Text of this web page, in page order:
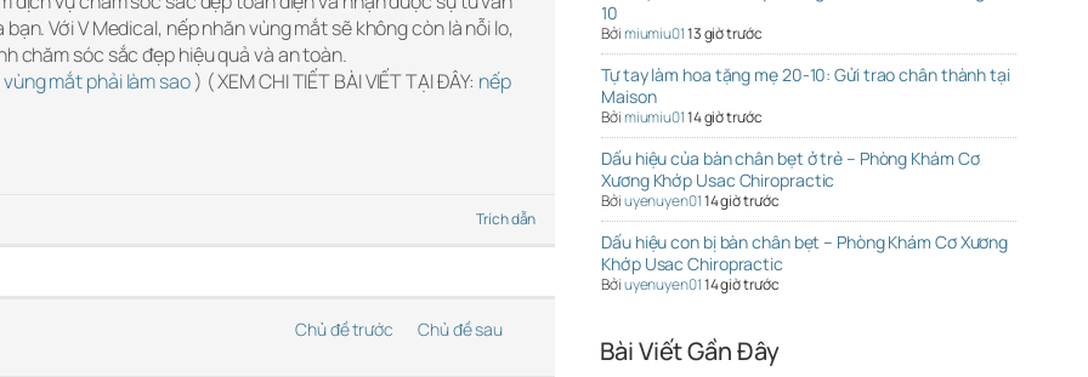
Với V Medical, nếp nhăn vùng mắt sẽ không còn là nỗi lo,
chăm sóc sắc đẹp hiệu quả và an toàn.
mắt phải làm sao) ( XEM CHI TIẾT BÀI VIẾT TẠI ĐÂY: nếp
Trích dẫn
Chủ đề trước Chủ đề sau
10
Bởimiumiu0113 giờ trước
Tự tay làm hoa tặng mẹ 20-10: Gửi trao chân thành tại
Maison
Bởimiumiu0114 giờ trước
Dấu hiệu của bàn chân bẹt ở trẻ – Phòng Khám Cơ
Xương Khớp Usac Chiropractic
Bởiuyenuyen0114 giờ trước
Dấu hiệu con bị bàn chân bẹt – Phòng Khám Cơ Xương
Khớp Usac Chiropractic
Bởiuyenuyen0114 giờ trước
Bài Viết Gần Đây